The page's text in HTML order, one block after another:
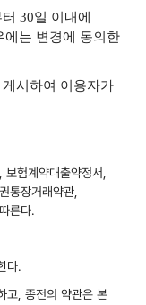
30일 이내에
에는 변경에 동의한
시하여 이용자가
험계약대출약정서,
통장거래약관,
른다.
다.
, 종전의 약관은 본